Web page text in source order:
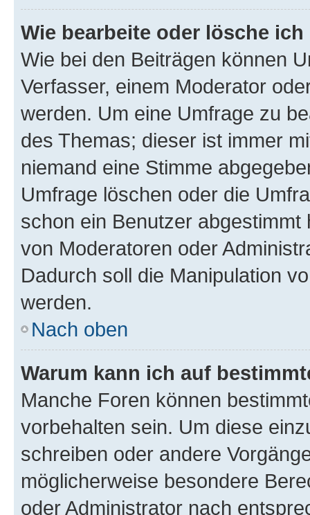
Wie bearbeite oder lösche
Wie bei den Beiträgen können
Verfasser, einem Moderator
werden. Um eine Umfrage zu
des Themas; dieser ist immer
niemand eine Stimme
Umfrage löschen oder die
schon ein Benutzer
von Moderatoren oder
Dadurch soll die Manipulation
werden.
Nach oben
Warum kann ich auf
Manche Foren können
vorbehalten sein. Um diese
schreiben oder andere
möglicherweise besondere
oder Administrator nach